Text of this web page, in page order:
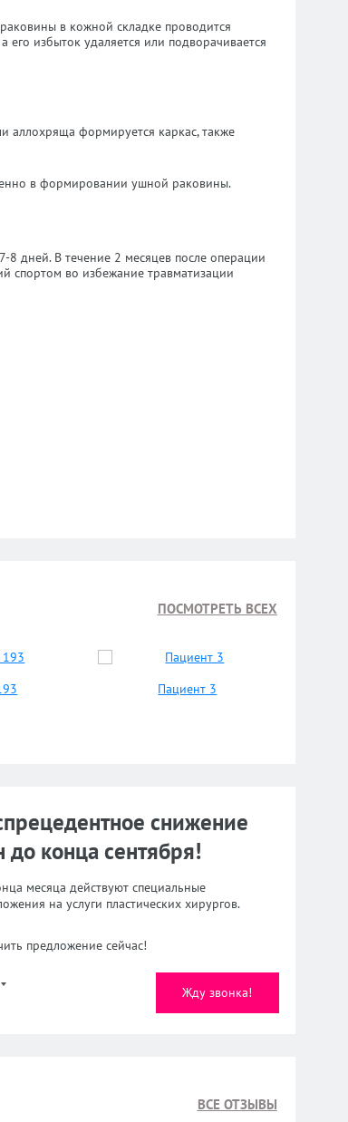
в кожной складке проводится
его избыток удаляется или подворачивается
аллохряща формируется каркас, также
в формировании ушной раковины.
8 дней. В течение 2 месяцев после операции
спортом во избежание травматизации
ПОСМОТРЕТЬ ВСЕХ
Пациент 3
снижение
до конца сентября!
месяца действуют специальные
на услуги пластических хирургов.
предложение сейчас!
Жду звонка!
ВСЕ ОТЗЫВЫ